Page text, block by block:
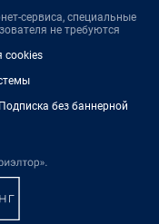
сервиса, специальные
не требуются
cookies
без баннерной